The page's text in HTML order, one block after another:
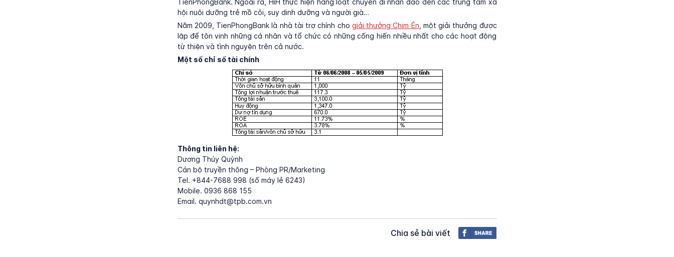
TienPhongBank. Ngoài ra, HiH thực hiện hàng loạt chuyến đi nhân đạo đến các trung tâm xã
hội nuôi dưỡng trẻ mồ côi, suy dinh dưỡng và người già…
Năm 2009, TienPhongBank là nhà tài trợ chính cho giải thưởng Chim Én , một giải thưởng được
lập để tôn vinh những cá nhân và tổ chức có những cống hiến nhiều nhất cho các hoạt động
từ thiện và tình nguyện trên cả nước.
Một số chỉ số tài chính
Thông tin liên hệ:
Dương Thúy Quỳnh
Cán bộ truyền thông – Phòng PR/Marketing
Tel. +844-7688 998 (số máy lẻ 6243)
Mobile. 0936 868 155
Email. quynhdt@tpb.com.vn
Chia sẻ bài viết